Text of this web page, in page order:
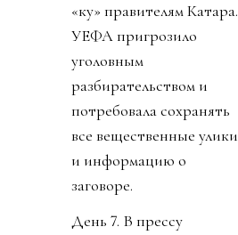
«ку» правителям Катара.
УЕФА пригрозило
уголовным
разбирательством и
потребовала сохранять
все вещественные улики
и информацию о
заговоре.
День 7. В прессу